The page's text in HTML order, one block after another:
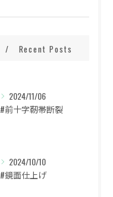
Recent Posts
2024/11/06
#前十字靭帯断裂
2024/10/10
#鏡面仕上げ